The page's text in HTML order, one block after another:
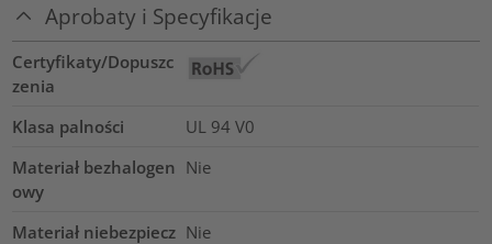
Aprobaty i Specyfikacje
Certyfikaty/Dopuszc
zenia
Klasa palności
UL 94 V0
Materiał bezhalogen
owy
Nie
Materiał niebezpiecz Nie